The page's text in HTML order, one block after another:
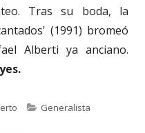
Tras su boda, la
(1991) bromeó
Alberti ya anciano.
Categorías
Generalista